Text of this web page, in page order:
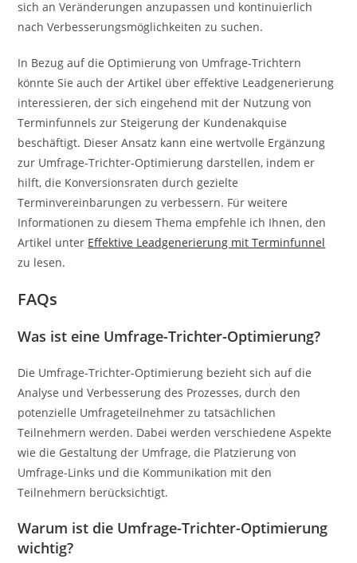
sich an Veränderungen anzupassen und kontinuierlich
nach Verbesserungsmöglichkeiten zu suchen.
In Bezug auf die Optimierung von Umfrage-Trichtern
könnte Sie auch der Artikel über effektive Leadgenerierung
interessieren, der sich eingehend mit der Nutzung von
Terminfunnels zur Steigerung der Kundenakquise
beschäftigt. Dieser Ansatz kann eine wertvolle Ergänzung
zur Umfrage-Trichter-Optimierung darstellen, indem er
hilft, die Konversionsraten durch gezielte
Terminvereinbarungen zu verbessern. Für weitere
Informationen zu diesem Thema empfehle ich Ihnen, den
Artikel unter Effektive Leadgenerierung mit Terminfunnel
zu lesen.
FAQs
Was ist eine Umfrage-Trichter-Optimierung?
Die Umfrage-Trichter-Optimierung bezieht sich auf die
Analyse und Verbesserung des Prozesses, durch den
potenzielle Umfrageteilnehmer zu tatsächlichen
Teilnehmern werden. Dabei werden verschiedene Aspekte
wie die Gestaltung der Umfrage, die Platzierung von
Umfrage-Links und die Kommunikation mit den
Teilnehmern berücksichtigt.
Warum ist die Umfrage-Trichter-Optimierung
wichtig?